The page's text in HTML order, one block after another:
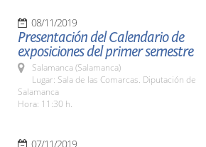
08/11/2019
Presentación del Calendario de
exposiciones del primer semestre
Salamanca (Salamanca)
Lugar: Sala de las Comarcas. Diputación de
Salamanca
Hora: 11:30 h.
07/11/2019